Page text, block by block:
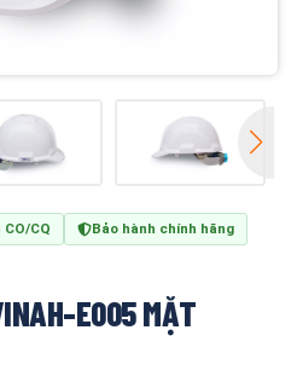
CQ Bảo hành chính hãng
E005 MẶT